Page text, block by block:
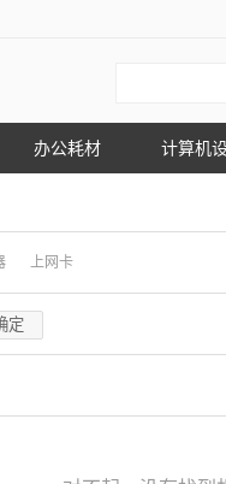
办公耗材 计算机
上网卡
定